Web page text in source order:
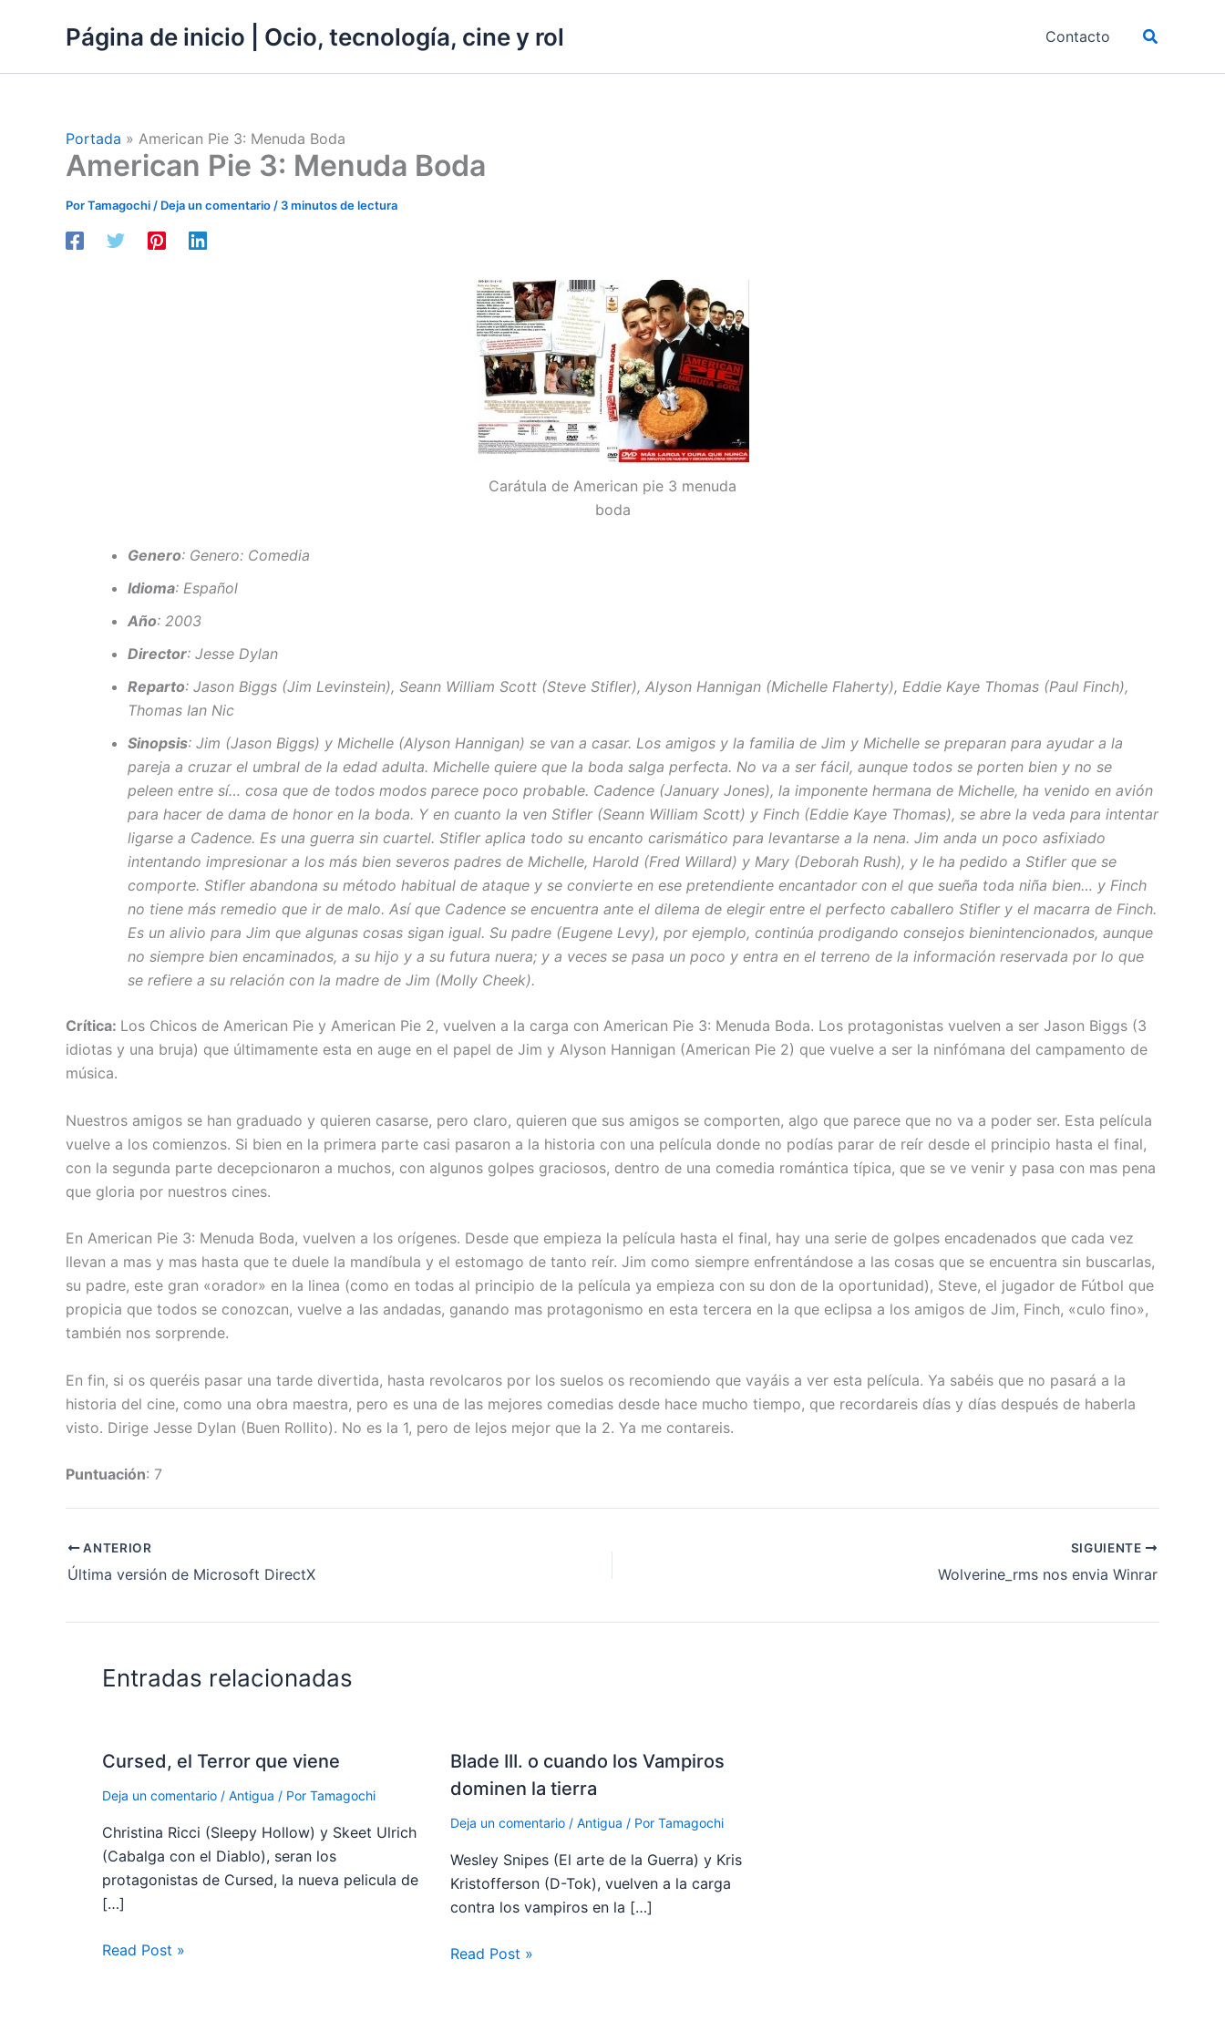
Página de inicio | Ocio, tecnología, cine y rol Contacto Buscar
Portada » American Pie 3: Menuda Boda
American Pie 3: Menuda Boda
PorTamagochi / Deja un comentario / 3 minutos de lectura
Carátula de American pie 3 menuda
boda
Genero: Genero: Comedia
Idioma: Español
Año: 2003
Director: Jesse Dylan
Reparto: Jason Biggs (Jim Levinstein), Seann William Scott (Steve Stifler), Alyson Hannigan (Michelle Flaherty), Eddie Kaye Thomas (Paul Finch),
Thomas Ian Nic
Sinopsis: Jim (Jason Biggs) y Michelle (Alyson Hannigan) se van a casar. Los amigos y la familia de Jim y Michelle se preparan para ayudar a la
pareja a cruzar el umbral de la edad adulta. Michelle quiere que la boda salga perfecta. No va a ser fácil, aunque todos se porten bien y no se
peleen entre sí… cosa que de todos modos parece poco probable. Cadence (January Jones), la imponente hermana de Michelle, ha venido en avión
para hacer de dama de honor en la boda. Y en cuanto la ven Stifler (Seann William Scott) y Finch (Eddie Kaye Thomas), se abre la veda para intentar
ligarse a Cadence. Es una guerra sin cuartel. Stifler aplica todo su encanto carismático para levantarse a la nena. Jim anda un poco asfixiado
intentando impresionar a los más bien severos padres de Michelle, Harold (Fred Willard) y Mary (Deborah Rush), y le ha pedido a Stifler que se
comporte. Stifler abandona su método habitual de ataque y se convierte en ese pretendiente encantador con el que sueña toda niña bien… y Finch
no tiene más remedio que ir de malo. Así que Cadence se encuentra ante el dilema de elegir entre el perfecto caballero Stifler y el macarra de Finch.
Es un alivio para Jim que algunas cosas sigan igual. Su padre (Eugene Levy), por ejemplo, continúa prodigando consejos bienintencionados, aunque
no siempre bien encaminados, a su hijo y a su futura nuera; y a veces se pasa un poco y entra en el terreno de la información reservada por lo que
se refiere a su relación con la madre de Jim (Molly Cheek).
Crítica: Los Chicos de American Pie y American Pie 2, vuelven a la carga con American Pie 3: Menuda Boda. Los protagonistas vuelven a ser Jason Biggs (3
idiotas y una bruja) que últimamente esta en auge en el papel de Jim y Alyson Hannigan (American Pie 2) que vuelve a ser la ninfómana del campamento de
música.
Nuestros amigos se han graduado y quieren casarse, pero claro, quieren que sus amigos se comporten, algo que parece que no va a poder ser. Esta película
vuelve a los comienzos. Si bien en la primera parte casi pasaron a la historia con una película donde no podías parar de reír desde el principio hasta el final,
con la segunda parte decepcionaron a muchos, con algunos golpes graciosos, dentro de una comedia romántica típica, que se ve venir y pasa con mas pena
que gloria por nuestros cines.
En American Pie 3: Menuda Boda, vuelven a los orígenes. Desde que empieza la película hasta el final, hay una serie de golpes encadenados que cada vez
llevan a mas y mas hasta que te duele la mandíbula y el estomago de tanto reír. Jim como siempre enfrentándose a las cosas que se encuentra sin buscarlas,
su padre, este gran «orador» en la linea (como en todas al principio de la película ya empieza con su don de la oportunidad), Steve, el jugador de Fútbol que
propicia que todos se conozcan, vuelve a las andadas, ganando mas protagonismo en esta tercera en la que eclipsa a los amigos de Jim, Finch, «culo fino»,
también nos sorprende.
En fin, si os queréis pasar una tarde divertida, hasta revolcaros por los suelos os recomiendo que vayáis a ver esta película. Ya sabéis que no pasará a la
historia del cine, como una obra maestra, pero es una de las mejores comedias desde hace mucho tiempo, que recordareis días y días después de haberla
visto. Dirige Jesse Dylan (Buen Rollito). No es la 1, pero de lejos mejor que la 2. Ya me contareis.
Puntuación: 7
ANTERIOR
Última versión de Microsoft DirectX
SIGUIENTE
Wolverine_rms nos envia Winrar
Entradas relacionadas
Cursed, el Terror que viene
Deja un comentario / Antigua / Por Tamagochi
Christina Ricci (Sleepy Hollow) y Skeet Ulrich
(Cabalga con el Diablo), seran los
protagonistas de Cursed, la nueva pelicula de
[…]
Read Post »
Blade III. o cuando los Vampiros
dominen la tierra
Deja un comentario / Antigua / Por Tamagochi
Wesley Snipes (El arte de la Guerra) y Kris
Kristofferson (D-Tok), vuelven a la carga
contra los vampiros en la […]
Read Post »